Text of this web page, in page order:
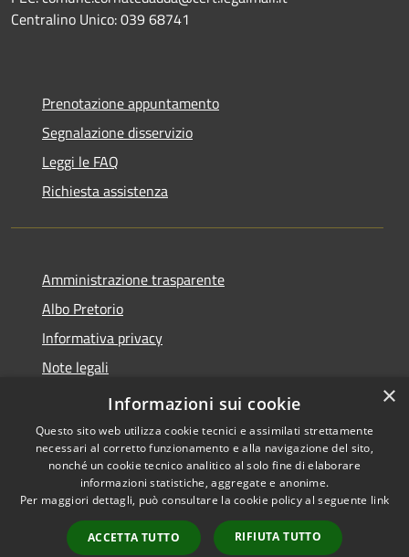
Centralino Unico: 039 68741
Prenotazione appuntamento
Segnalazione disservizio
Leggi le FAQ
Richiesta assistenza
Amministrazione trasparente
Albo Pretorio
Informativa privacy
Note legali
Dichiarazione di accessibilità
Accessibilità
Copyright © 2026 • Città di
Cornate d'Adda • Powered by
Municipium•
Accesso
×
Informazioni sui cookie
Questo sito web utilizza cookie tecnici e assimilati strettamente
necessari al corretto funzionamento e alla navigazione del sito,
nonché un cookie tecnico analitico al solo fine di elaborare
informazioni statistiche, aggregate e anonime.
Per maggiori dettagli, può consultare la cookie policy al seguente link
ACCETTA TUTTO RIFIUTA TUTTO